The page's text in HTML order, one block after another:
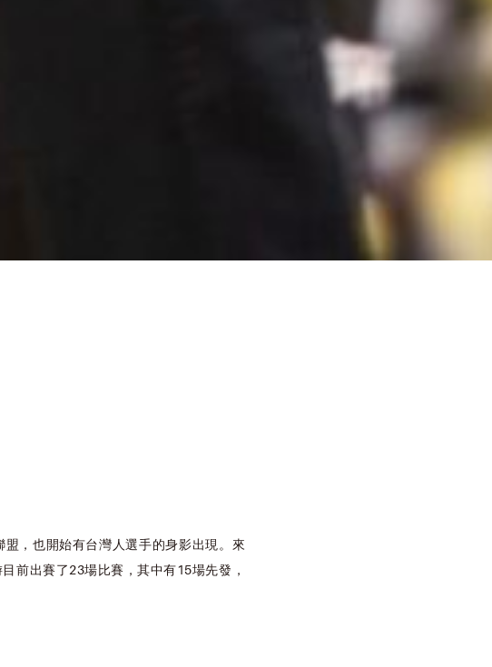
，也開始有台灣人選手的身影出現。來
前出賽了23場比賽，其中有15場先發，